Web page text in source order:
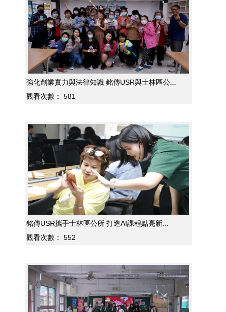
強化創業實力與法律知識 銘傳USR與士林區公...
觀看次數：
581
銘傳USR攜手士林區公所 打造AI課程點亮新...
觀看次數：
552